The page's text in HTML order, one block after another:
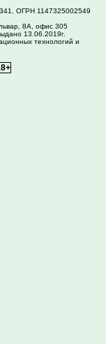
ОГРН 1147325002549
8А, офис 305
13.06.2019г.
технологий и